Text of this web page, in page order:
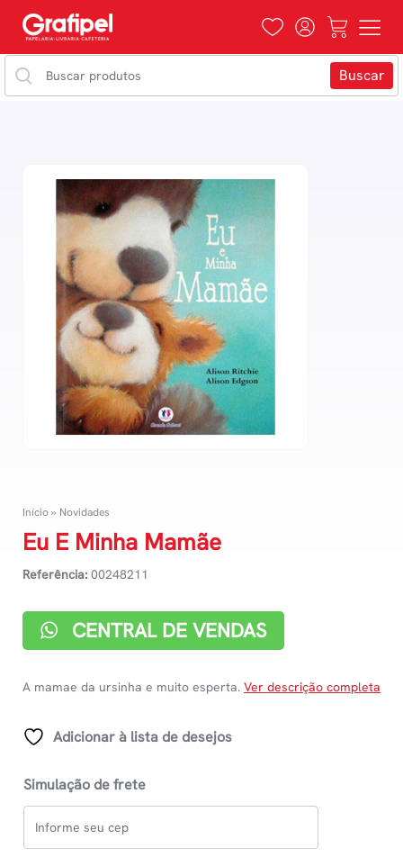
Início» Novidades
Eu E Minha Mamãe
Referência: 00248211
CENTRAL DE VENDAS
A mamae da ursinha e muito esperta. Ver descrição completa
Adicionar à lista de desejos
Simulação de frete